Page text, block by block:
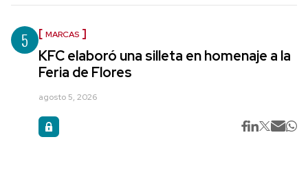
5 MARCAS
KFC elaboró una silleta en homenaje a la
Feria de Flores
agosto 5, 2026